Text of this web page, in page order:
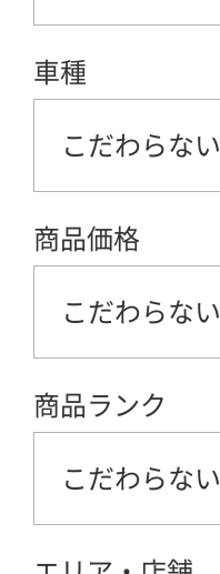
車種
こだわらない
商品価格
こだわらない
商品ランク
こだわらない